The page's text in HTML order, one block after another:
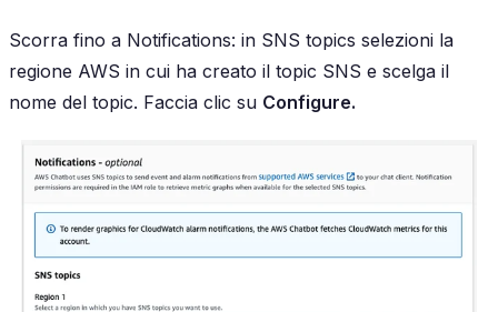
Scorra fino a Notifications: in SNS topics selezioni la
regione AWS in cui ha creato il topic SNS e scelga il
nome del topic. Faccia clic su Configure.